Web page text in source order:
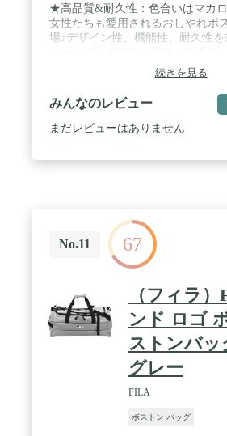
★高品質&耐久性：色合いはマカロ
女性たちも愛用されるおしやれボ
場♪デザイン性、機能性、耐久性
性まで考慮し、設計段階から一つ
たパーツ使い、細かいところまで
LOVVENTOのバッグは、耐破損
ナイロン素材を使用しています。
安心な9ポケット：①サイズ：横
④メインポケットの他に濡れた荷
収納できる防水ポケットがありま
ットは、15.6インチPCパソコン、
類、衣服、スマホ、充電器、長財
の荷物を収納できます。 / ★スタ
える3wayタイプ：ショルダーバッ
グ・斜め掛けバッグとシーンによ
る3wayボストンバッグ。手持ち・
と様々なスタイルを楽しめます。
強く(撥水効果有)耐久性も高いの
持ち、オールシーズンで使える人
材です。 / ★多機能ボストンバッ
パッドが付いたコンパートメント
続きを見る
みんなのレビュー
まだレビューはありません
No.11 67
（フィラ
ンド ロゴ
ストンバッ
グレー
FILA
ボストン バッグ